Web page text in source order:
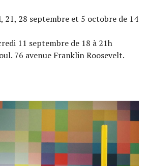
21, 28 septembre et 5 octobre de 14
11 septembre de 18 à 21h
76 avenue Franklin Roosevelt.